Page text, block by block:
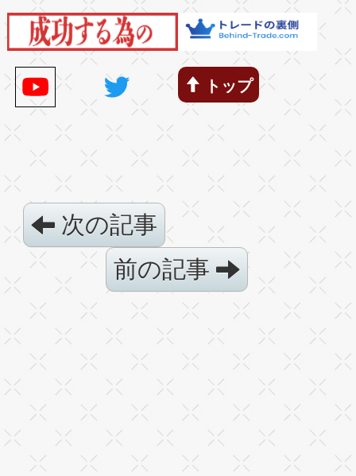
トップ
次の記事
前の記事